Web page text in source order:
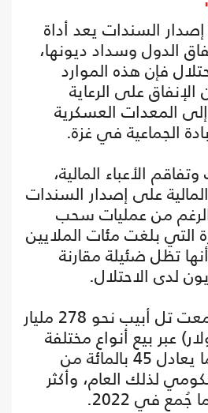
السندات يعد أداة
الدول وسداد ديونها،
فإن هذه الموارد
على الرعاية
المعدات العسكرية
الجماعية في غزة.
الأعباء المالية،
على إصدار السندات
من عمليات سحب
التي بلغت مئات الملايين
تظل ضئيلة مقارنة
لدى الاحتلال.
ففي عام 2024 جمعت تل أبيب نحو 278 مليار
دولار) عبر بيع أنواع مختلفة
من السندات، أي ما يعادل 45 بالمائة من
لذلك العام، وأكثر
في 2022.